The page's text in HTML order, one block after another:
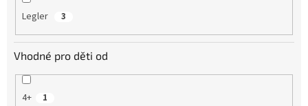
Legler 3
Vhodné pro děti od
4+ 1